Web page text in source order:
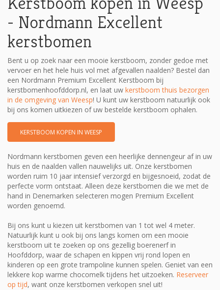
- Nordmann Excellent
kerstbomen
Bent u op zoek naar een mooie kerstboom, zonder gedoe met
vervoer en het hele huis vol met afgevallen naalden? Bestel dan
een Nordmann Premium Excellent Kerstboom bij
kerstbomenhoofddorp.nl, en laat uw kerstboom thuis bezorgen
in de omgeving van Weesp! U kunt uw kerstboom natuurlijk ook
bij ons komen uitkiezen of uw bestelde kerstboom ophalen.
KERSTBOOM KOPEN IN WEESP
Nordmann kerstbomen geven een heerlijke dennengeur af in uw
huis en de naalden vallen nauwelijks uit. Onze kerstbomen
worden ruim 10 jaar intensief verzorgd en bijgesnoeid, zodat de
perfecte vorm ontstaat. Alleen deze kerstbomen die we met de
hand in Denemarken selecteren mogen Premium Excellent
worden genoemd.
Bij ons kunt u kiezen uit kerstbomen van 1 tot wel 4 meter.
Natuurlijk kunt u ook bij ons langs komen om een mooie
kerstboom uit te zoeken op ons gezellig boerenerf in
Hoofddorp, waar de schapen en kippen vrij rond lopen en
kinderen op een grote trampoline kunnen spelen. Geniet van een
lekkere kop warme chocomelk tijdens het uitzoeken. Reserveer
op tijd, want onze kerstbomen verkopen snel uit!